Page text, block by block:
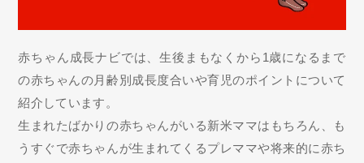
赤ちゃん成長ナビでは、生後まもなくから1歳になるまで
の赤ちゃんの月齢別成長度合いや育児のポイントについて
紹介しています。
生まれたばかりの赤ちゃんがいる新米ママはもちろん、も
うすぐで赤ちゃんが生まれてくるプレママや将来的に赤ち